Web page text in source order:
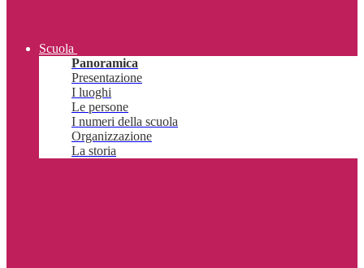
Scuola
Panoramica
Presentazione
I luoghi
Le persone
I numeri della scuola
Organizzazione
La storia